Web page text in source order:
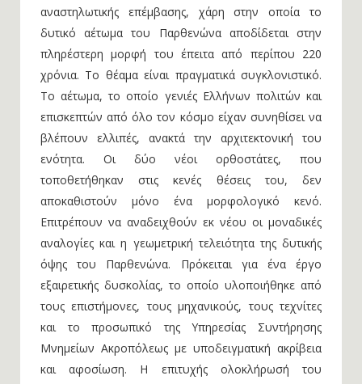
αναστηλωτικής επέμβασης, χάρη στην οποία το
δυτικό αέτωμα του Παρθενώνα αποδίδεται στην
πληρέστερη μορφή του έπειτα από περίπου 220
χρόνια. Το θέαμα είναι πραγματικά συγκλονιστικό.
Το αέτωμα, το οποίο γενιές Ελλήνων πολιτών και
επισκεπτών από όλο τον κόσμο είχαν συνηθίσει να
βλέπουν ελλιπές, ανακτά την αρχιτεκτονική του
ενότητα. Οι δύο νέοι ορθοστάτες, που
τοποθετήθηκαν στις κενές θέσεις του, δεν
αποκαθιστούν μόνο ένα μορφολογικό κενό.
Επιτρέπουν να αναδειχθούν εκ νέου οι μοναδικές
αναλογίες και η γεωμετρική τελειότητα της δυτικής
όψης του Παρθενώνα. Πρόκειται για ένα έργο
εξαιρετικής δυσκολίας, το οποίο υλοποιήθηκε από
τους επιστήμονες, τους μηχανικούς, τους τεχνίτες
και το προσωπικό της Υπηρεσίας Συντήρησης
Μνημείων Ακροπόλεως με υποδειγματική ακρίβεια
και αφοσίωση. Η επιτυχής ολοκλήρωσή του